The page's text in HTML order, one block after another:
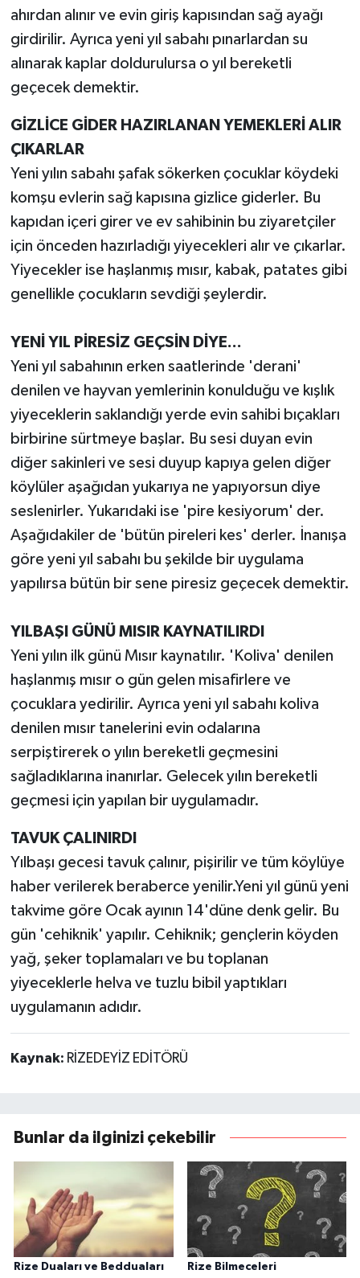
ahırdan alınır ve evin giriş kapısından sağ ayağı
girdirilir. Ayrıca yeni yıl sabahı pınarlardan su
alınarak kaplar doldurulursa o yıl bereketli
geçecek demektir.
GİZLİCE GİDER HAZIRLANAN YEMEKLERİ ALIR
ÇIKARLAR
Yeni yılın sabahı şafak sökerken çocuklar köydeki
komşu evlerin sağ kapısına gizlice giderler. Bu
kapıdan içeri girer ve ev sahibinin bu ziyaretçiler
için önceden hazırladığı yiyecekleri alır ve çıkarlar.
Yiyecekler ise haşlanmış mısır, kabak, patates gibi
genellikle çocukların sevdiği şeylerdir.
YENİ YIL PİRESİZ GEÇSİN DİYE...
Yeni yıl sabahının erken saatlerinde 'derani'
denilen ve hayvan yemlerinin konulduğu ve kışlık
yiyeceklerin saklandığı yerde evin sahibi bıçakları
birbirine sürtmeye başlar. Bu sesi duyan evin
diğer sakinleri ve sesi duyup kapıya gelen diğer
köylüler aşağıdan yukarıya ne yapıyorsun diye
seslenirler. Yukarıdaki ise 'pire kesiyorum' der.
Aşağıdakiler de 'bütün pireleri kes' derler. İnanışa
göre yeni yıl sabahı bu şekilde bir uygulama
yapılırsa bütün bir sene piresiz geçecek demektir.
YILBAŞI GÜNÜ MISIR KAYNATILIRDI
Yeni yılın ilk günü Mısır kaynatılır. 'Koliva' denilen
haşlanmış mısır o gün gelen misafirlere ve
çocuklara yedirilir. Ayrıca yeni yıl sabahı koliva
denilen mısır tanelerini evin odalarına
serpiştirerek o yılın bereketli geçmesini
sağladıklarına inanırlar. Gelecek yılın bereketli
geçmesi için yapılan bir uygulamadır.
TAVUK ÇALINIRDI
Yılbaşı gecesi tavuk çalınır, pişirilir ve tüm köylüye
haber verilerek beraberce yenilir.Yeni yıl günü yeni
takvime göre Ocak ayının 14'düne denk gelir. Bu
gün 'cehiknik' yapılır. Cehiknik; gençlerin köyden
yağ, şeker toplamaları ve bu toplanan
yiyeceklerle helva ve tuzlu bibil yaptıkları
uygulamanın adıdır.
Kaynak: RİZEDEYİZ EDİTÖRÜ
Bunlar da ilginizi çekebilir
Rize Duaları ve Bedduaları Rize Bilmeceleri